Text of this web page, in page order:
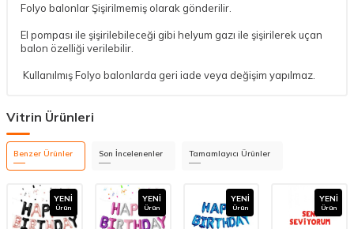
Folyo balonlar Şişirilmemiş olarak gönderilir.
El pompası ile şişirilebileceği gibi helyum gazı ile şişirilerek uçan
balon özelliği verilebilir.
Kullanılmış Folyo balonlarda geri iade veya değişim yapılmaz.
Vitrin Ürünleri
Benzer Ürünler Son İncelenenler Tamamlayıcı Ürünler
YENI
Ürün
YENI
Ürün
YENI
Ürün
YENI
Ürün